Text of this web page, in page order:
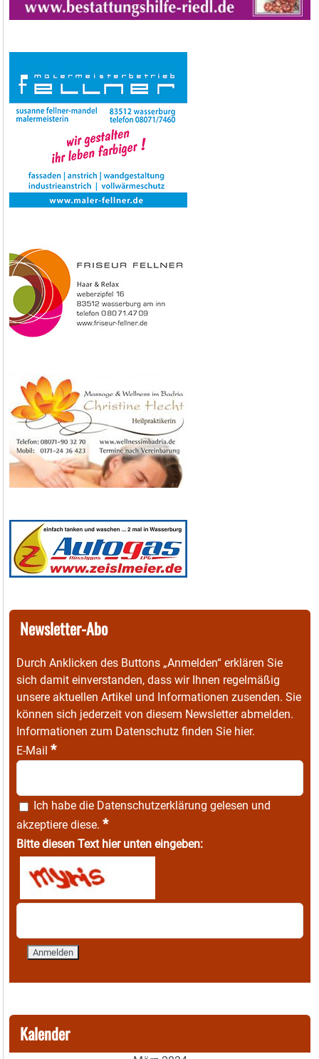
Newsletter-Abo
Durch Anklicken des Buttons „Anmelden“ erklären Sie
sich damit einverstanden, dass wir Ihnen regelmäßig
unsere aktuellen Artikel und Informationen zusenden. Sie
können sich jederzeit von diesem Newsletter abmelden.
Informationen zum Datenschutz finden Sie hier.
E-Mail *
Ich habe die Datenschutzerklärung gelesen und
akzeptiere diese. *
Bitte diesen Text hier unten eingeben:
Kalender